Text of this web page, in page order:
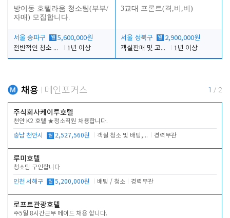
방이동 호텔라움 청소팀(부부/
자매) 모집합니다.
서울 송파구 월 5,600,000원
전반적인 청소 업무(객실청소.객실정리)
1년 이상
3교대 프론트(격,비,비)
서울 성북구 월 2,900,000원
객실판매 및 고객응대
1년 이상
채용 메인포커스 1 / 2
주식회사케이투호텔
천안 K2 호텔 ★청소직원 채용합니다.
충남 천안시 월 2,527,560원 객실 청소 및 배팅, 주변 시설 청소 경력무관
루미호텔
청소팀 구인합니다
인천 서해구 월 5,200,000원 배팅 / 청소 경력무관
로프트관광호텔
주5일 8시간근무 메이드 채용 합니다.